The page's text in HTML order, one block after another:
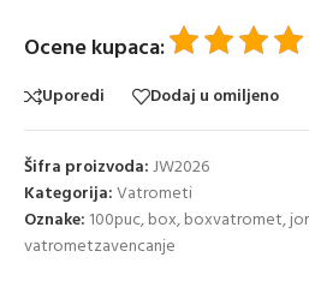
Ocene kupaca:
Uporedi Dodaj u omiljeno
Šifra proizvoda:JW2026
Kategorija:Vatrometi
Oznake: 100puc,box,boxvatromet,
vatrometzavencanje